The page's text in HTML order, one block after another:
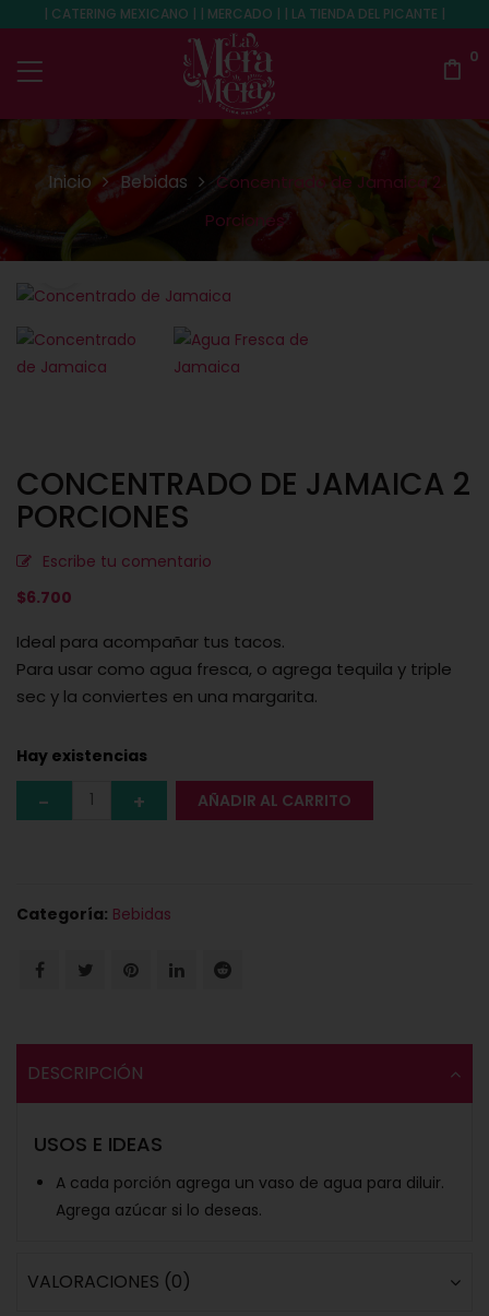
| CATERING MEXICANO | | MERCADO | | LA TIENDA DEL PICANTE |
0
Inicio Bebidas
Concentrado de Jamaica 2
Porciones
CONCENTRADO DE JAMAICA 2
PORCIONES
Escribe tu comentario
$6.700
Ideal para acompañar tus tacos.
Para usar como agua fresca, o agrega tequila y triple
sec y la conviertes en una margarita.
Hay existencias
AÑADIR AL CARRITO
Categoría: Bebidas
DESCRIPCIÓN
USOS E IDEAS
A cada porción agrega un vaso de agua para diluir.
Agrega azúcar si lo deseas.
VALORACIONES (0)